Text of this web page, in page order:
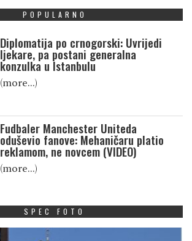
POPULARNO
Diplomatija po crnogorski: Uvrijedi
ljekare, pa postani generalna
konzulka u Istanbulu
(more…)
Fudbaler Manchester Uniteda
oduševio fanove: Mehaničaru platio
reklamom, ne novcem (VIDEO)
(more…)
SPEC FOTO